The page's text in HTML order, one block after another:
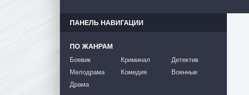
ПАНЕЛЬ НАВИГАЦИИ
ПО ЖАНРАМ
Боевик
Мелодрама
Драма
Криминал
Комедия
Детектив
Военные